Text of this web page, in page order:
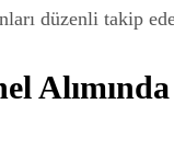
düzenli takip